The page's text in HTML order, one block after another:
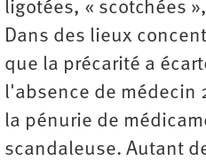
ligotées, « scotchées
Dans des lieux
que la précarité a
l'absence de médecin
la pénurie de
scandaleuse. Autant